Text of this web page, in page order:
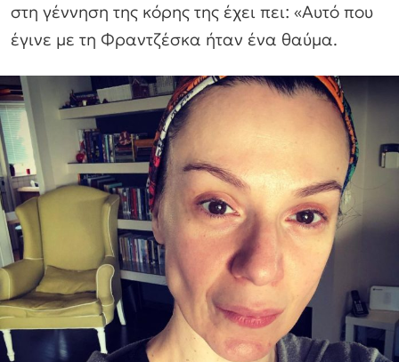
στη γέννηση της κόρης της έχει πει: «Αυτό που
έγινε με τη Φραντζέσκα ήταν ένα θαύμα.